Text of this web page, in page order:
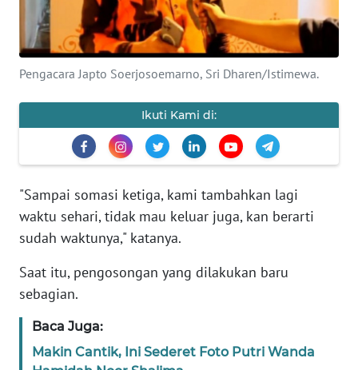
Pengacara Japto Soerjosoemarno, Sri Dharen/Istimewa.
Ikuti Kami di:
"Sampai somasi ketiga, kami tambahkan lagi
waktu sehari, tidak mau keluar juga, kan berarti
sudah waktunya," katanya.
Saat itu, pengosongan yang dilakukan baru
sebagian.
Baca Juga:
Makin Cantik, Ini Sederet Foto Putri Wanda
KONTAK
KAMI
INFO
PEDOMAN
MEDIA
SIBER
REDAKSI
KARIR
DISCLAIMER